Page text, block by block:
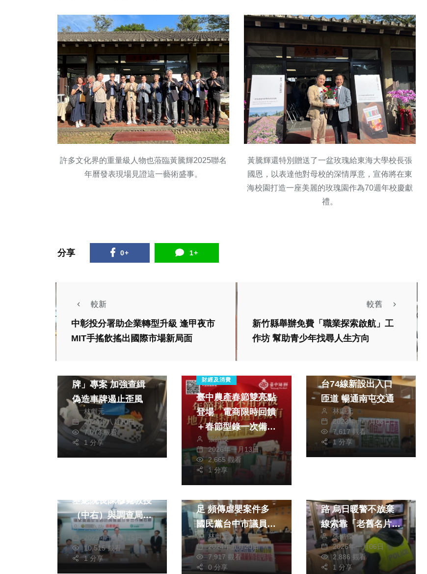
許多文化界的重量級人物也蒞臨黃騰輝2025聯名
年曆發表現場見證這一藝術盛事。
黃騰輝還特別贈送了一盆玫瑰給東海大學校長張
國恩，以表達他對母校的深情厚意，宣佈將在東
海校園打造一座美麗的玫瑰園作為70週年校慶獻
禮。
分享 0+ 1+
較新
中彰投分署助企業轉型升級 逢甲夜市
MIT手搖飲搖出國際市場新局面
較舊
新竹縣舉辦免費「職業探索啟航」工
作坊 幫助青少年找尋人生方向
牌」專案 加強查緝
偽造車牌遏止歪風
林獻元
2024年八月10日
7,073 觀看
1 分享
財經及消費
臺中農產春節雙亮點
登場 電商限時回饋
＋春節型錄一次備齊
年節好禮
張皓傑
2026年一月13日
2,665 觀看
1 分享
台74線新設出入口
匝道 暢通南屯交通
林獻元
2023年十一月08日
7,617 觀看
1 分享
政治 社會
基總院長陳穆寬教授
（中右）與調查局彰
化站主任徐國楨（中
左）簽署MOU。
（照片彰基提供）
周為政
2023年十一月15日
10,515 觀看
1 分享
政治 健康及醫療
足 頻傳虐嬰案件多
國民黨台中市議員朱
暖英籲鼓勵親屬保母
投入 並加碼育兒津
貼支持全職媽媽
林獻元
2024年五月20日
7,917 觀看
0 分享
路 烏日暖警不放棄
線索靠「老舊名片」
助團圓
張皓傑
2026年一月06日
2,886 觀看
1 分享